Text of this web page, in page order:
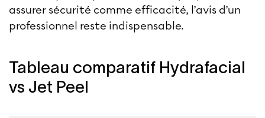
assurer sécurité comme efficacité, l’avis d’un
professionnel reste indispensable.
Tableau comparatif Hydrafacial
vs Jet Peel